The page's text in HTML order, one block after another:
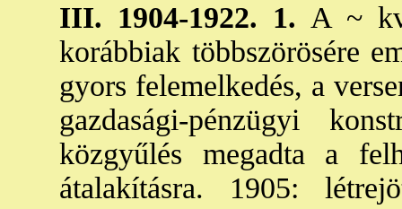
III. 1904-1922. 1. A ~
korábbiak többszörösére
gyors felemelkedés, a
gazdasági-pénzügyi
közgyűlés megadta a
átalakításra. 1905: